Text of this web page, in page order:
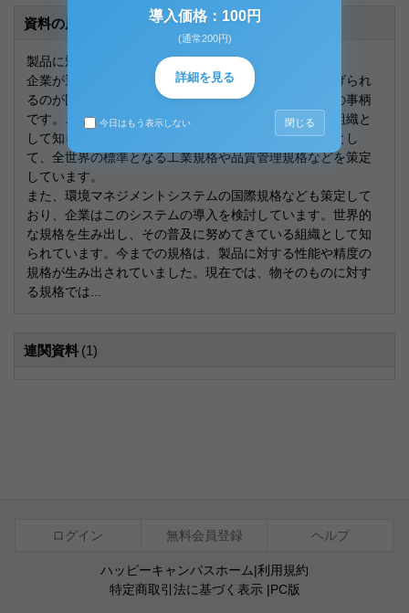
資料の原本内容
製品に対する国際的な取り組みについて
企業が近年、努力を費やしている課題の一つとして挙げられ
るのが国際標準化機構という民間の国際機関についての事柄
です。この機関は、世界の標準化組織から構成される組織と
して知られています。組織は、国際的な非政府間機構とし
て、全世界の標準となる工業規格や品質管理規格などを策定
しています。
また、環境マネジメントシステムの国際規格なども策定して
おり、企業はこのシステムの導入を検討しています。世界的
な規格を生み出し、その普及に努めてきている組織として知
られています。今までの規格は、製品に対する性能や精度の
規格が生み出されていました。現在では、物そのものに対す
る規格では...
連関資料 (1)
ログイン 無料会員登録 ヘルプ
ハッピーキャンパスホーム|利用規約
特定商取引法に基づく表示|PC版
導入価格：100円
(通常200円)
詳細を見る
今日はもう表示しない 閉じる